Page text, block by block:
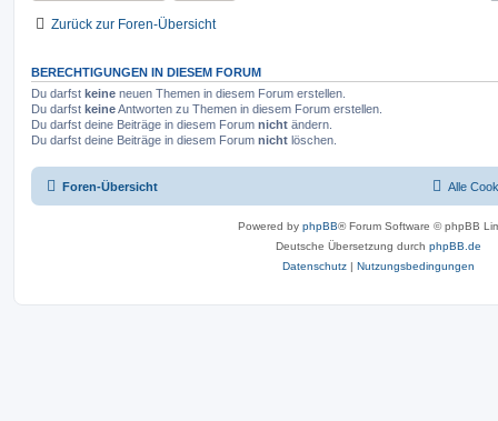
Zurück zur Foren-Übersicht
BERECHTIGUNGEN IN DIESEM FORUM
Du darfst keine neuen Themen in diesem Forum erstellen.
Du darfst keineAntworten zu Themen in diesem Forum erstellen.
Du darfst deine Beiträge in diesem Forum nicht ändern.
Du darfst deine Beiträge in diesem Forum nicht löschen.
Foren-Übersicht Alle
Powered by phpBB® Forum Software © phpBB
Deutsche Übersetzung durch phpBB.de
Datenschutz | Nutzungsbedingungen